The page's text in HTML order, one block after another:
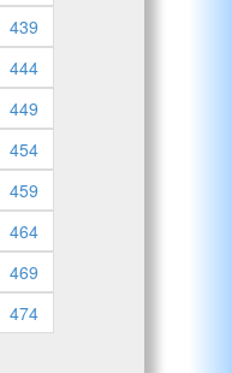
439
444
449
454
459
464
469
474